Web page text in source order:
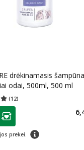
drėkinamasis
odai, 500ml, 500 ml
(12) 5.00
klubo
prekei. patarimas